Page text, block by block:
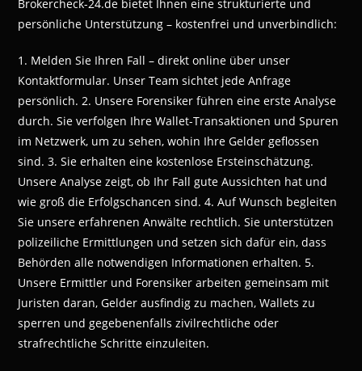
Brokercheck-24.de bietet Ihnen eine strukturierte und
persönliche Unterstützung – kostenfrei und unverbindlich:
1. Melden Sie Ihren Fall – direkt online über unser
Kontaktformular. Unser Team sichtet jede Anfrage
persönlich. 2. Unsere Forensiker führen eine erste Analyse
durch. Sie verfolgen Ihre Wallet-Transaktionen und Spuren
im Netzwerk, um zu sehen, wohin Ihre Gelder geflossen
sind. 3. Sie erhalten eine kostenlose Ersteinschätzung.
Unsere Analyse zeigt, ob Ihr Fall gute Aussichten hat und
wie groß die Erfolgschancen sind. 4. Auf Wunsch begleiten
Sie unsere erfahrenen Anwälte rechtlich. Sie unterstützen
polizeiliche Ermittlungen und setzen sich dafür ein, dass
Behörden alle notwendigen Informationen erhalten. 5.
Unsere Ermittler und Forensiker arbeiten gemeinsam mit
Juristen daran, Gelder ausfindig zu machen, Wallets zu
sperren und gegebenenfalls zivilrechtliche oder
strafrechtliche Schritte einzuleiten.